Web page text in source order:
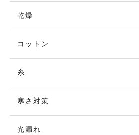
乾燥
コットン
糸
寒さ対策
光漏れ